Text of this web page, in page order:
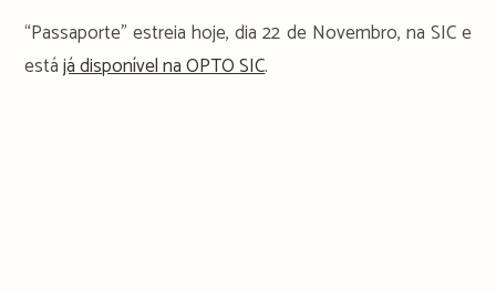
“Passaporte” estreia hoje, dia 22 de Novembro, na SIC e
estájá disponível na OPTO SIC.